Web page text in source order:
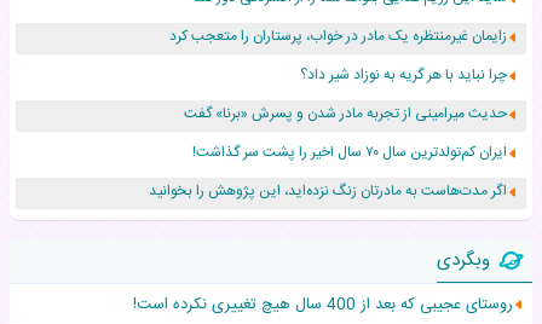
زایمان غیرمنتظره یک مادر در خواب، پرستاران را متعجب کرد
چرا نباید با هر گریه به نوزاد شیر داد؟
حدیث میرامینی از تجربه مادر شدن و پسرش «برنا» گفت
ایران کم‌تولدترین سال ۷۰ سال اخیر را پشت سر گذاشت!
اگر مدت‌هاست به مادرتان زنگ نزده‌اید، این پژوهش را بخوانید
نجات نوزاد رهاشده با اقدام اورژانس در سردشت
۵۵۹ نوزاد در پرو با نام «هالند» به دنیا آمدند!
زن ۲۴ ساله پس از درمان سرطان رحم، مادر شد
وبگردی
روستای عجیبی که بعد از 400 سال هیچ تغییری نکرده است!